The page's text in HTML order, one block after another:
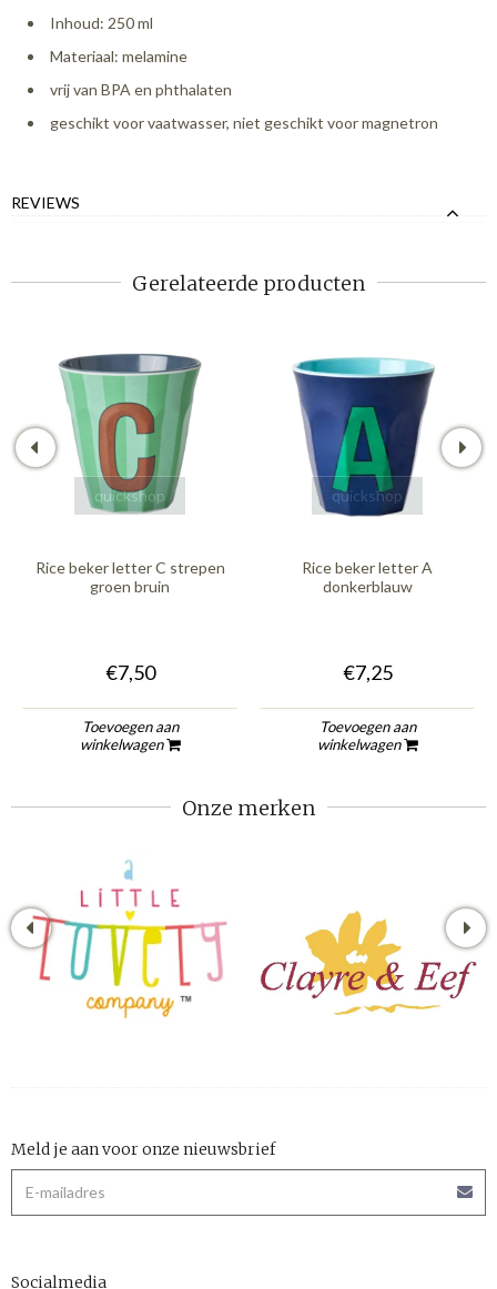
Inhoud: 250 ml
Materiaal: melamine
vrij van BPA en phthalaten
geschikt voor vaatwasser, niet geschikt voor magnetron
REVIEWS
Gerelateerde producten
quickshop
Rice beker letter C strepen
groen bruin
€7,50
Toevoegen aan
winkelwagen
quickshop
Rice beker letter A
donkerblauw
€7,25
Toevoegen aan
winkelwagen
Onze merken
Meld je aan voor onze nieuwsbrief
Socialmedia